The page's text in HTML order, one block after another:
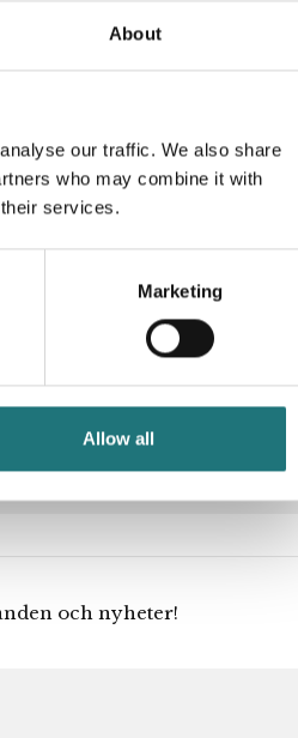
About
our traffic. We also share
who may combine it with
services.
Marketing
Allow all
Poul Henningsen
och nyheter!